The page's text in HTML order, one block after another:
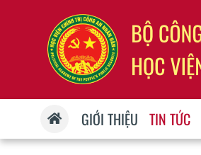
GIỚI THIỆU TIN TỨC